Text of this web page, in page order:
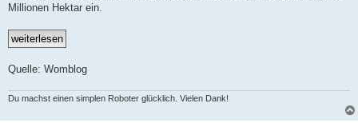
Millionen Hektar ein.
Quelle: Womblog
Du machst einen simplen Roboter glücklich. Vielen Dank!